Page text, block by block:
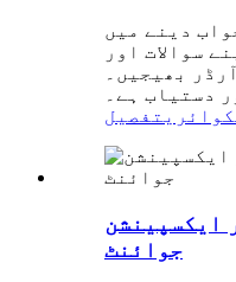
دینے میں
سوالات اور
آرڈر بھیجیں۔
دستیاب ہے۔
تفصیل
ایکسپینشن
جوائنٹ